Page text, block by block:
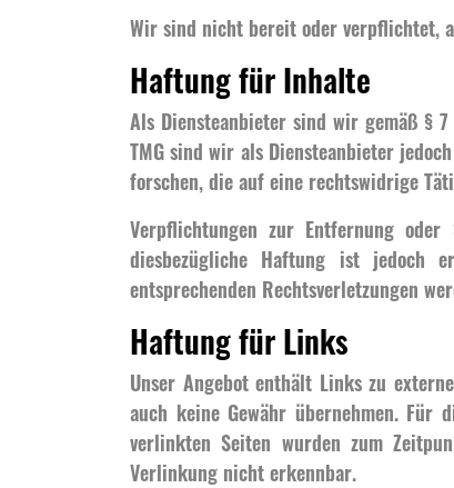
Wir sind nicht bereit oder verpflichtet,
Haftung für Inhalte
Als Diensteanbieter sind wir gemäß §
TMG sind wir als Diensteanbieter
forschen, die auf eine rechtswidrige
Verpflichtungen zur Entfernung
diesbezügliche Haftung ist jedoch
entsprechenden Rechtsverletzungen
Haftung für Links
Unser Angebot enthält Links zu
auch keine Gewähr übernehmen.
verlinkten Seiten wurden zum
Verlinkung nicht erkennbar.